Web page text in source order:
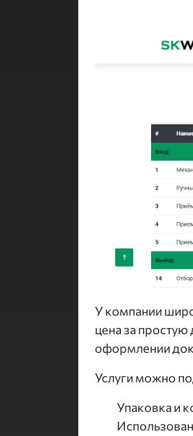
У компании
цена за простую
оформлении
Услуги можно
Упаковка и